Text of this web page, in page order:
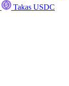
Takas USDC